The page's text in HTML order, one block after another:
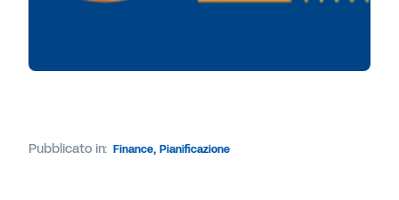
Pubblicato in: Finance, Pianificazione